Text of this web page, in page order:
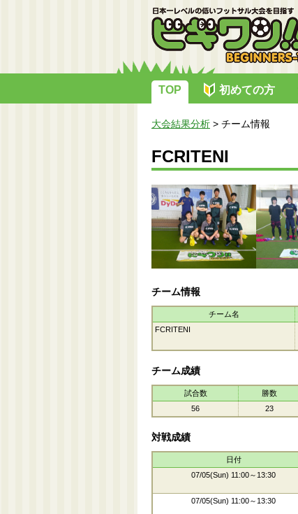
TOP 初めての方
大会結果分析 > チーム情報
FCRITENI
チーム情報
チーム名
FCRITENI
チーム成績
試合数 勝数
56
23
対戦成績
日付
07/05(Sun) 11:00～13:30
07/05(Sun) 11:00～13:30